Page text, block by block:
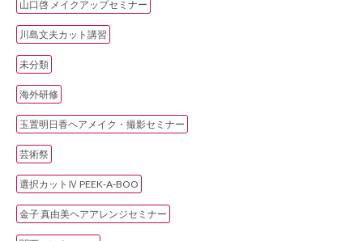
山口啓 メイクアップセミナー
川島文夫カット講習
未分類
海外研修
玉置明日香ヘアメイク・撮影セミナー
芸術祭
選択カットⅣ PEEK‐A‐BOO
金子 真由美ヘアアレンジセミナー